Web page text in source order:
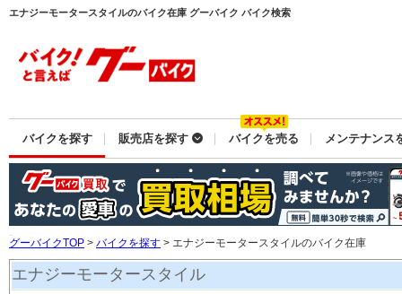
エナジーモータースタイルのバイク在庫 グーバイク バイク検索
バイクを探す 販売店を探す バイクを売る メンテナンス
グーバイクTOP > バイクを探す > エナジーモータースタイルのバイク在庫
エナジーモータースタイル